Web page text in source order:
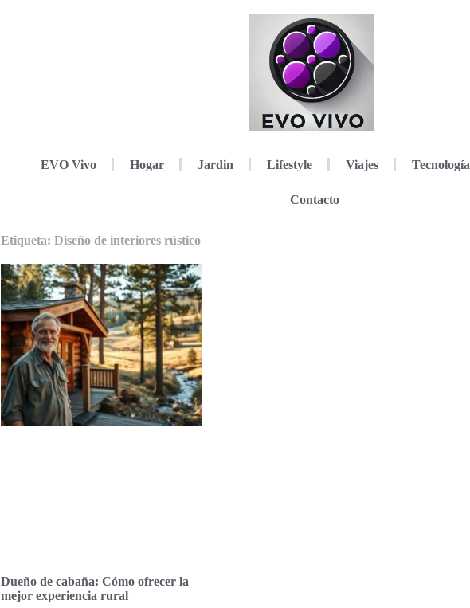
EVO Vivo Hogar Jardin Lifestyle Viajes Tecnología
Contacto
Etiqueta: Diseño de interiores rústico
Dueño de cabaña: Cómo ofrecer la
mejor experiencia rural